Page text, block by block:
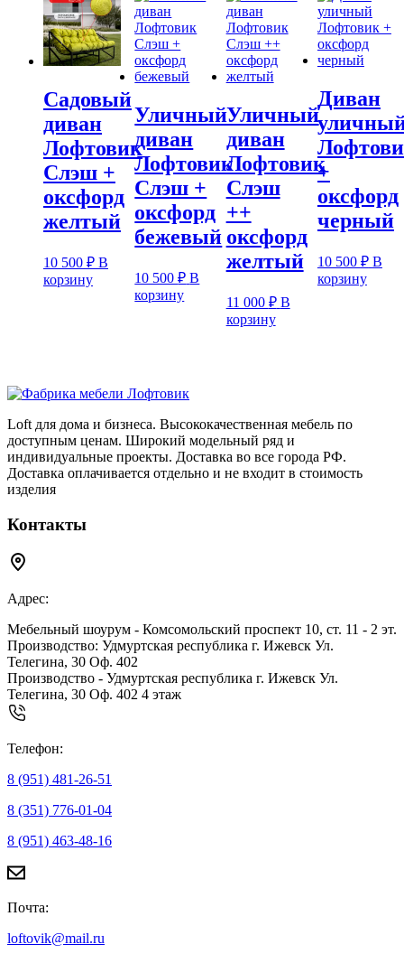
Садовый
диван
Лофтовик
Слэш +
оксфорд
желтый
10 500 ₽ В
корзину
Уличный
диван
Лофтовик
Слэш +
оксфорд
бежевый
10 500₽ В
корзину
Уличный
диван
Лофтовик
Слэш
++
оксфорд
желтый
11 000 ₽ В
корзину
Диван
+
оксфорд
черный
10 500 ₽ В
корзину
Loft для дома и бизнеса. Высококачественная мебель по
доступным ценам. Широкий модельный ряд и
индивидуальные проекты. Доставка во все города РФ.
Доставка оплачивается отдельно и не входит в стоимость
изделия
Контакты
Адрес:
Мебельный шоурум - Комсомольский проспект 10, ст. 11 - 2 эт.
Производство: Удмуртская республика г. Ижевск Ул.
Телегина, 30 Оф. 402
Производство - Удмуртская республика г. Ижевск Ул.
Телегина, 30 Оф. 402 4 этаж
Телефон:
8 (951) 481-26-51
8 (351) 776-01-04
8 (951) 463-48-16
Почта:
loftovik@mail.ru